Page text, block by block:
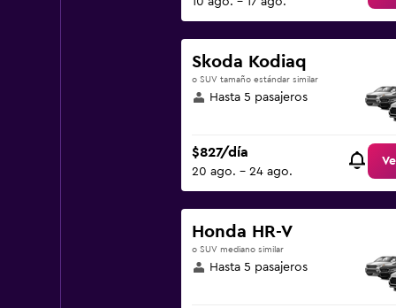
Skoda Kodiaq
o SUV tamaño estándar similar
Hasta 5 pasajeros
$827/día
20 ago. - 24 ago.
Honda HR-V
o SUV mediano similar
Hasta 5 pasajeros